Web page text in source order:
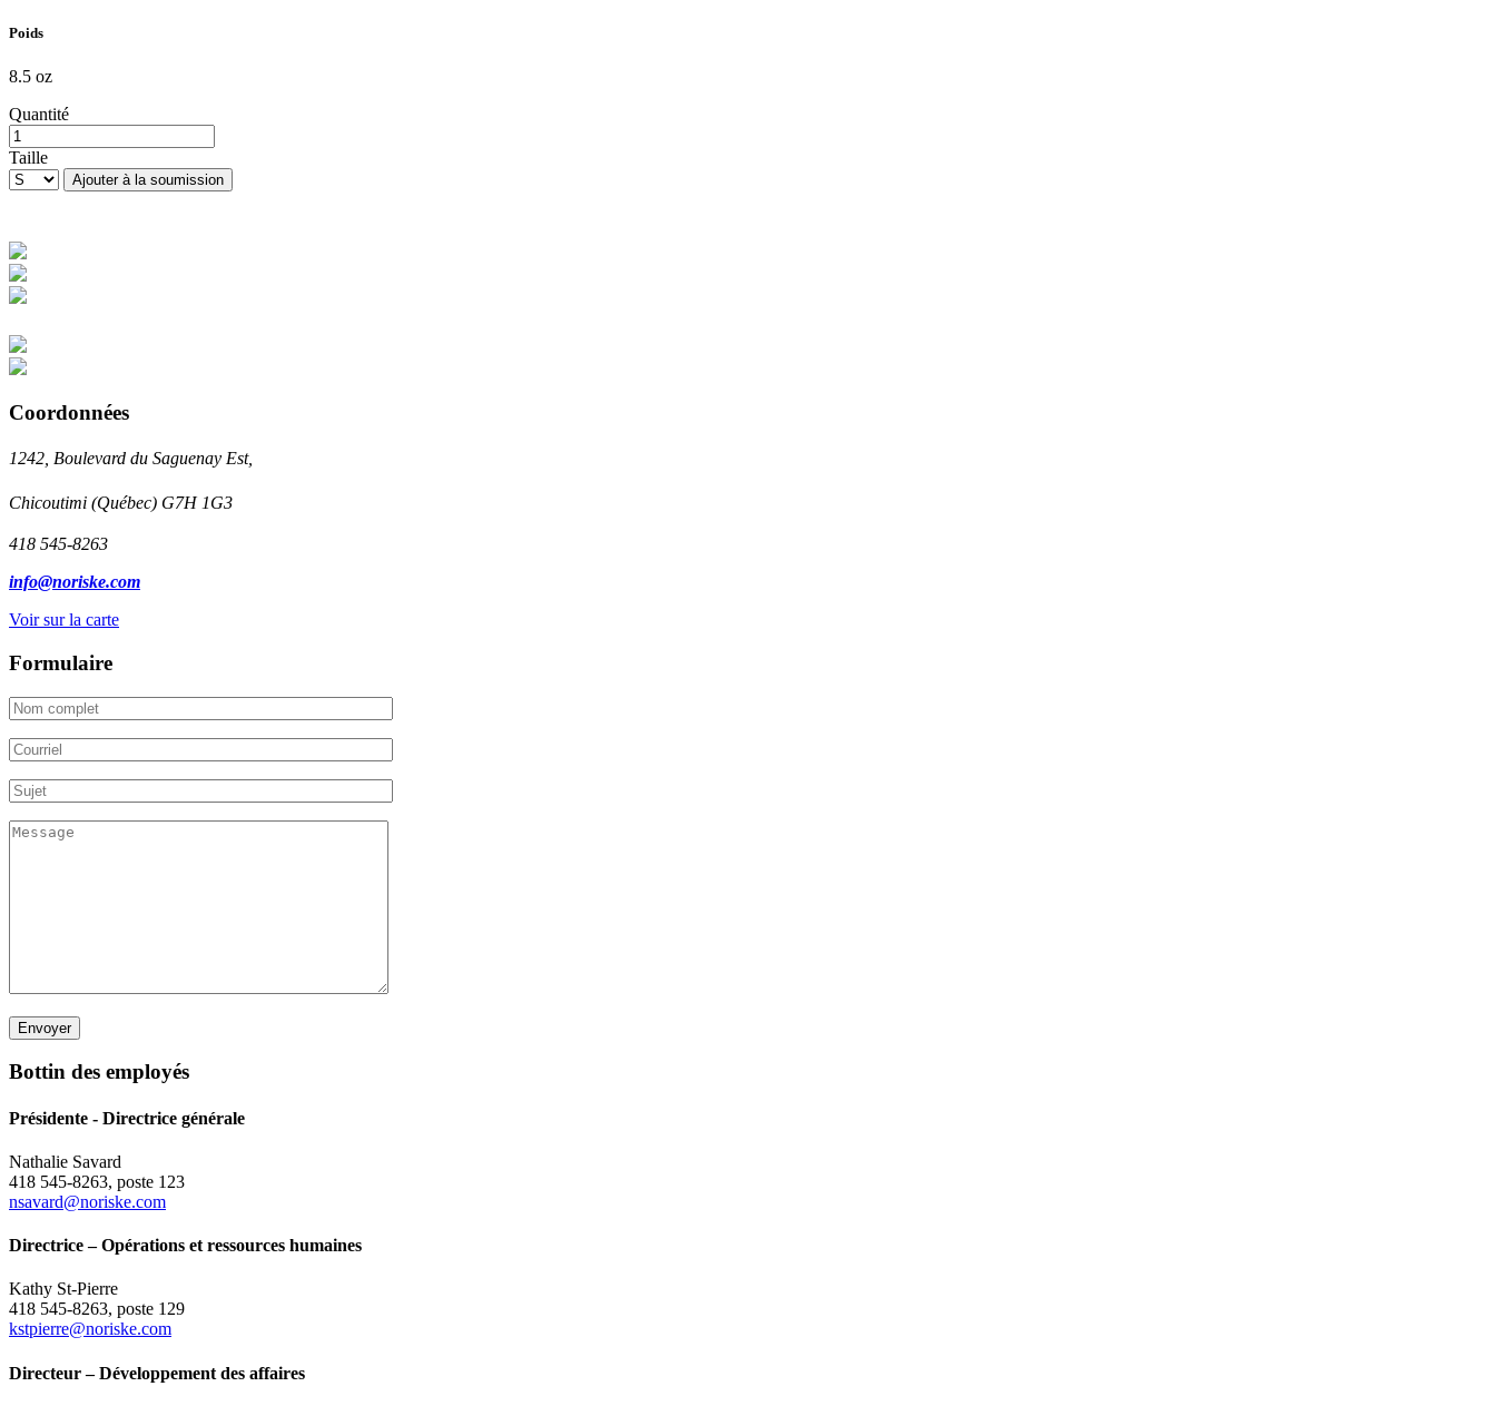
Poids
8.5 oz
Quantité
Taille
Ajouter à la soumission
Coordonnées
1242, Boulevard du Saguenay Est,
Chicoutimi (Québec) G7H 1G3
418 545-8263
info@noriske.com
Voir sur la carte
Formulaire
Bottin des employés
Présidente - Directrice générale
Nathalie Savard
418 545-8263, poste 123
nsavard@noriske.com
Directrice – Opérations et ressources humaines
Kathy St-Pierre
418 545-8263, poste 129
kstpierre@noriske.com
Directeur – Développement des affaires